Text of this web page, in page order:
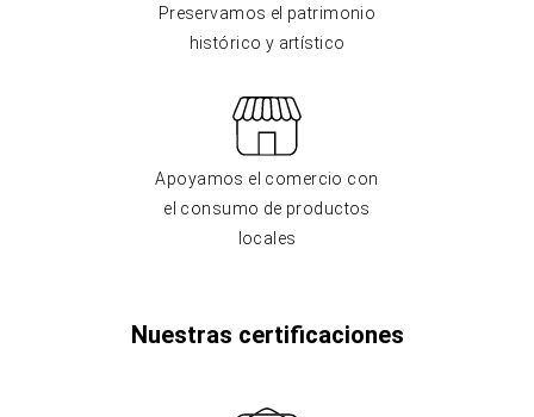
Preservamos el patrimonio
histórico y artístico
Apoyamos el comercio con
el consumo de productos
locales
Nuestras certificaciones